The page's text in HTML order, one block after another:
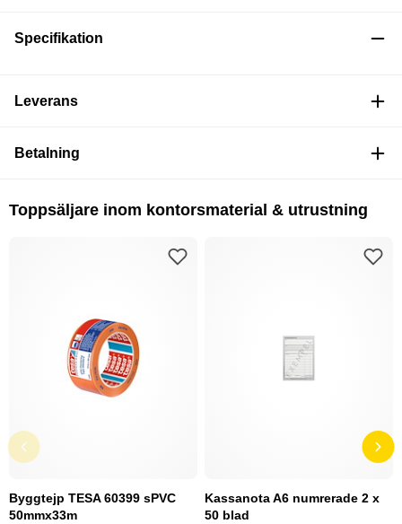
Specifikation
Leverans
Betalning
Toppsäljare inom kontorsmaterial & utrustning
Byggtejp TESA 60399 sPVC
50mmx33m
Kassanota A6 numrerade 2 x
50 blad